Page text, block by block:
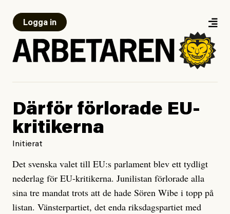
Logga in
Därför förlorade EU-
kritikerna
Initierat
Det svenska valet till EU:s parlament blev ett tydligt
nederlag för EU-kritikerna. Junilistan förlorade alla
sina tre mandat trots att de hade Sören Wibe i topp på
listan. Vänsterpartiet, det enda riksdagspartiet med